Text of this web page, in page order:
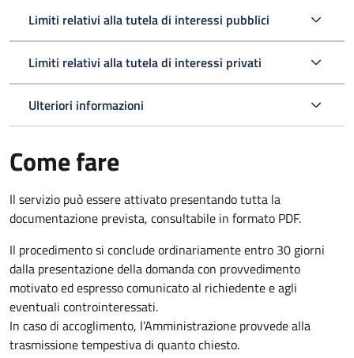
Limiti relativi alla tutela di interessi pubblici
Limiti relativi alla tutela di interessi privati
Ulteriori informazioni
Come fare
Il servizio può essere attivato presentando tutta la
documentazione prevista, consultabile in formato PDF.
Il procedimento si conclude ordinariamente entro 30 giorni
dalla presentazione della domanda con provvedimento
motivato ed espresso comunicato al richiedente e agli
eventuali controinteressati.
In caso di accoglimento, l’Amministrazione provvede alla
trasmissione tempestiva di quanto chiesto.